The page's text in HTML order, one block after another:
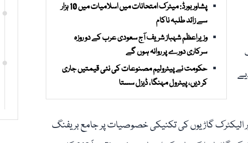
پشاور بورڈ: میٹرک امتحانات میں اسلامیات میں 10 ہزار
سے زائد طلبہ ناکام
وزیراعظم شہباز شریف آج سعودی عرب کے دو روزہ
سرکاری دورے پر روانہ ہوں گے
حکومت نے پیٹرولیم مصنوعات کی نئی قیمتیں جاری
کر دیں، پیٹرول مہنگا، ڈیزل سستا
الیکٹرک گاڑیوں کی تکنیکی خصوصیات پر جامع بریفنگ